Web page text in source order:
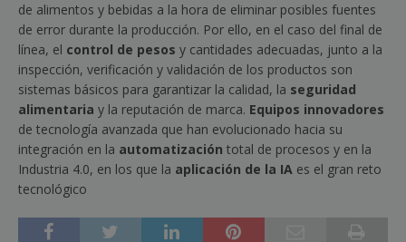
de alimentos y bebidas a la hora de eliminar posibles fuentes
de error durante la producción. Por ello, en el caso del final de
línea, el control de pesos y cantidades adecuadas, junto a la
inspección, verificación y validación de los productos son
sistemas básicos para garantizar la calidad, la seguridad
alimentaria y la reputación de marca. Equipos innovadores
de tecnología avanzada que han evolucionado hacia su
integración en la automatización total de procesos y en la
Industria 4.0, en los que la aplicación de la IA es el gran reto
tecnológico